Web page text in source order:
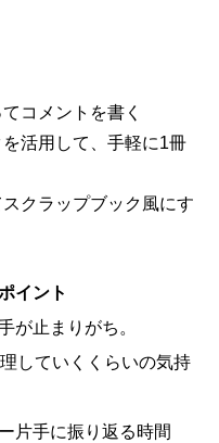
コメントを書く
活用して、手軽に1冊
クラップブック風にす
イント
が止まりがち。
していくくらいの気持
片手に振り返る時間